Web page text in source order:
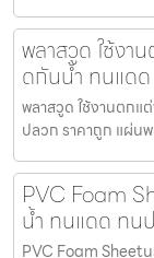
พลาสวูด ใช้งา
ดกันน้ำ ทนแด
พลาสวูด ใช้งานตก
ปลวก ราคาถูก แผ่น
PVC Foam
น้ำ ทนแดด ทน
PVC Foam Sheet